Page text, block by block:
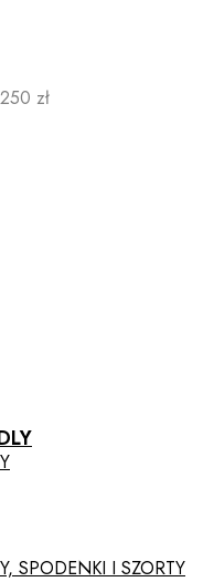
zł
SPODENKI I SZORTY